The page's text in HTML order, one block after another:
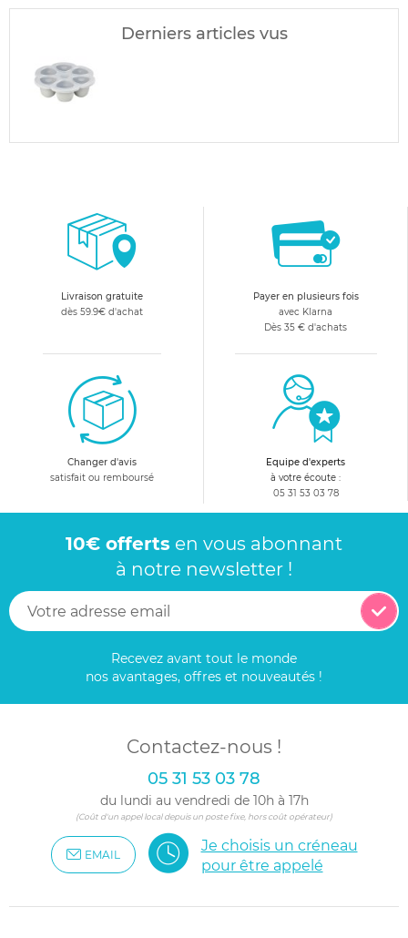
Derniers articles vus
Livraison gratuite
dès 59.9€ d'achat
Payer en plusieurs fois
avec Klarna
Dès 35 € d'achats
Changer d'avis
satisfait ou remboursé
Equipe d'experts
à votre écoute :
05 31 53 03 78
10€ offerts en vous abonnant
à notre newsletter !
Recevez avant tout le monde
nos avantages, offres et nouveautés !
Contactez-nous !
05 31 53 03 78
du lundi au vendredi de 10h à 17h
(Coût d'un appel local depuis un poste fixe, hors coût opérateur)
EMAIL
Je choisis un créneau
pour être appelé